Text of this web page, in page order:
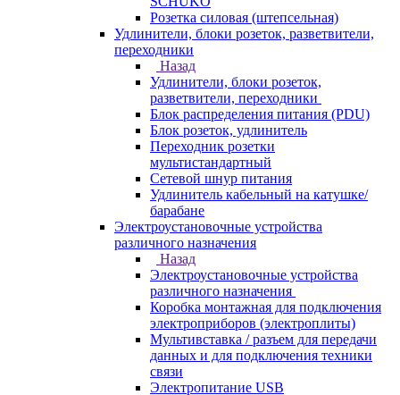
Розетка силовая (штепсельная)
Удлинители, блоки розеток, разветвители,
переходники
Назад
Удлинители, блоки розеток,
разветвители, переходники
Блок распределения питания (PDU)
Блок розеток, удлинитель
Переходник розетки
мультистандартный
Сетевой шнур питания
Удлинитель кабельный на катушке/
барабане
Электроустановочные устройства
различного назначения
Назад
Электроустановочные устройства
различного назначения
Коробка монтажная для подключения
электроприборов (электроплиты)
Мультивставка / разъем для передачи
данных и для подключения техники
связи
Электропитание USB